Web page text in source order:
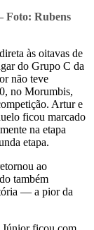
Foto: Rubens
às oitavas de
do Grupo C da
não teve
no Morumbis,
Artur e
ficou marcado
na etapa
etapa.
ao
também
— a pior da